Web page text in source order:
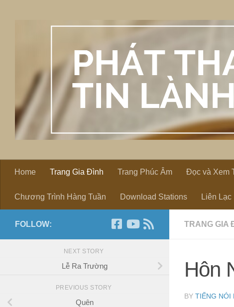
Home Trang Gia Đình Trang Phúc Âm Đọc và Xem
Chương Trình Hàng Tuần Download Stations Liên Lạc
TRANG GIA
Hôn
BY TIẾNG NÓI
FOLLOW:
NEXT STORY
Lễ Ra Trường
PREVIOUS STORY
Quên